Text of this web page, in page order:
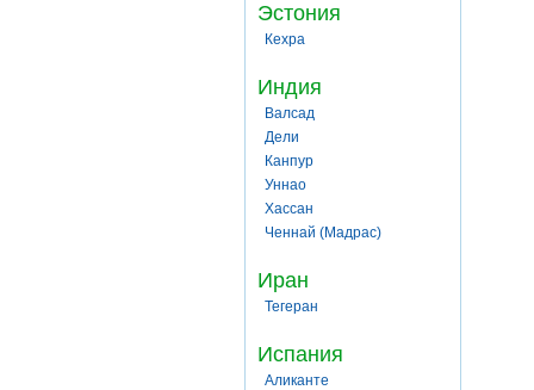
Эстония
Кехра
Индия
Валсад
Дели
Канпур
Уннао
Хассан
Ченнай (Мадрас)
Иран
Тегеран
Испания
Аликанте